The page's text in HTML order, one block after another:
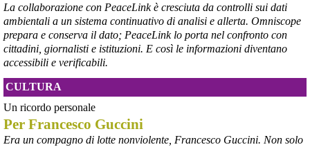
@peacelink - 6/8/2026 21:50
corriereditaranto.it/2026/08/0
Aprendo i lavori, il ministro Urso ha sottolineato come il Governo
debba necessariamente prendere atto della decisione della Corte
d’Appello di Milano, ricordando che il provvedimento è già stato
inserito nella data room della procedura di vendita. “Alla luce del
nuovo scenario – ha spiegato – Jindal ha presentato una proposta
aggiornata sull’intero perimetro aziendale che tiene conto della
chiusura dell’area a caldo e che i commissari stanno valutando”.
#ILVA #Taranto
La collaborazione con PeaceLink è cresciuta da controlli sui dati
ambientali a un sistema continuativo di analisi e allerta. Omniscope
prepara e conserva il dato; PeaceLink lo porta nel confronto con
cittadini, giornalisti e istituzioni. E così le informazioni diventano
accessibili e verificabili.
CULTURA
Un ricordo personale
Per Francesco Guccini
Era un compagno di lotte nonviolente, Francesco Guccini. Non solo